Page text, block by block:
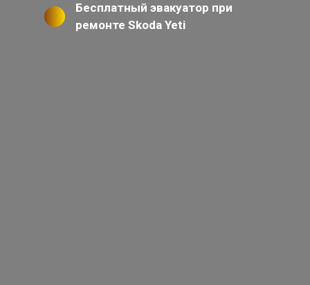
Бесплатный эвакуатор при
ремонте Skoda Yeti